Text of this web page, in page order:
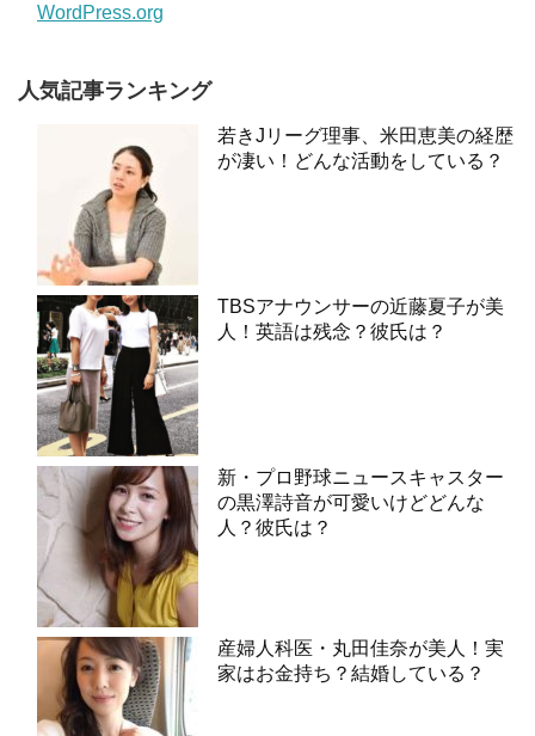
WordPress.org
人気記事ランキング
若きJリーグ理事、米田恵美の経歴
が凄い！どんな活動をしている？
TBSアナウンサーの近藤夏子が美
人！英語は残念？彼氏は？
新・プロ野球ニュースキャスター
の黒澤詩音が可愛いけどどんな
人？彼氏は？
産婦人科医・丸田佳奈が美人！実
家はお金持ち？結婚している？